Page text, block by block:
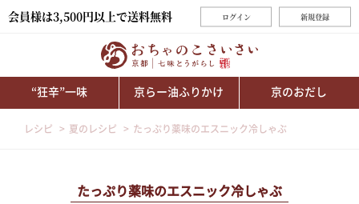
会員様は3,500円以上で送料無料 ログイン 新規登録
“狂辛”一味 京らー油ふりかけ 京のおだし
レシピ 夏のレシピ たっぷり薬味のエスニック冷しゃぶ
たっぷり薬味のエスニック冷しゃぶ